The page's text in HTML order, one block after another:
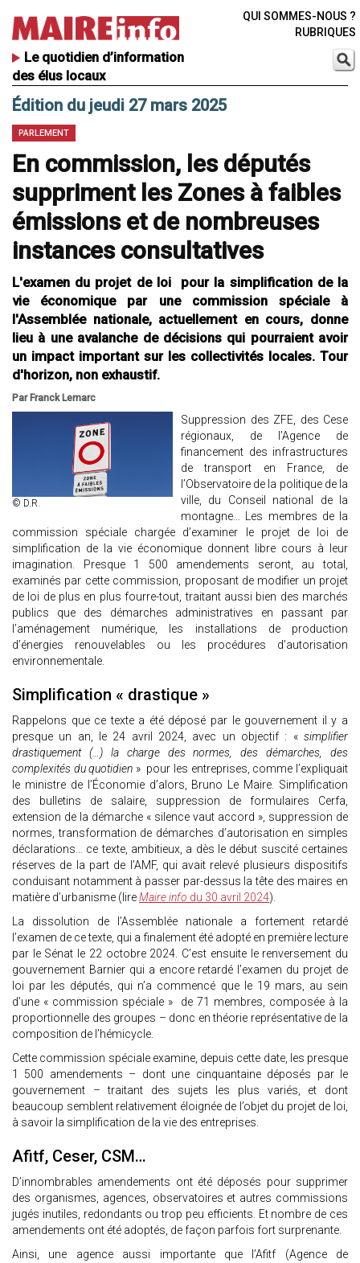
Le quotidien d’information
des élus locaux
QUI SOMMES-NOUS ?
RUBRIQUES
Édition du jeudi 27 mars 2025
PARLEMENT
En commission, les députés
suppriment les Zones à faibles
émissions et de nombreuses
instances consultatives
L'examen du projet de loi pour la simplification de la
vie économique par une commission spéciale à
l'Assemblée nationale, actuellement en cours, donne
lieu à une avalanche de décisions qui pourraient avoir
un impact important sur les collectivités locales. Tour
d'horizon, non exhaustif.
Par Franck Lemarc
© D.R.
Suppression des ZFE, des Cese
régionaux, de l’Agence de
financement des infrastructures
de transport en France, de
l’Observatoire de la politique de la
ville, du Conseil national de la
montagne… Les membres de la
commission spéciale chargée d’examiner le projet de loi de
simplification de la vie économique donnent libre cours à leur
imagination. Presque 1 500 amendements seront, au total,
examinés par cette commission, proposant de modifier un projet
de loi de plus en plus fourre-tout, traitant aussi bien des marchés
publics que des démarches administratives en passant par
l’aménagement numérique, les installations de production
d’énergies renouvelables ou les procédures d’autorisation
environnementale.
Simplification « drastique »
Rappelons que ce texte a été déposé par le gouvernement il y a
presque un an, le 24 avril 2024, avec un objectif : « simplifier
drastiquement (…) la charge des normes, des démarches, des
complexités du quotidien » pour les entreprises, comme l’expliquait
le ministre de l’Économie d’alors, Bruno Le Maire. Simplification
des bulletins de salaire, suppression de formulaires Cerfa,
extension de la démarche « silence vaut accord », suppression de
normes, transformation de démarches d’autorisation en simples
déclarations… ce texte, ambitieux, a dès le début suscité certaines
réserves de la part de l’AMF, qui avait relevé plusieurs dispositifs
conduisant notamment à passer par-dessus la tête des maires en
matière d’urbanisme (lireMaire info du 30 avril 2024).
La dissolution de l’Assemblée nationale a fortement retardé
l’examen de ce texte, qui a finalement été adopté en première lecture
par le Sénat le 22 octobre 2024. C’est ensuite le renversement du
gouvernement Barnier qui a encore retardé l’examen du projet de
loi par les députés, qui n’a commencé que le 19 mars, au sein
d’une « commission spéciale » de 71 membres, composée à la
proportionnelle des groupes – donc en théorie représentative de la
composition de l’hémicycle.
Cette commission spéciale examine, depuis cette date, les presque
1 500 amendements – dont une cinquantaine déposés par le
gouvernement – traitant des sujets les plus variés, et dont
beaucoup semblent relativement éloignée de l’objet du projet de loi,
à savoir la simplification de la vie des entreprises.
Afitf, Ceser, CSM…
D’innombrables amendements ont été déposés pour supprimer
des organismes, agences, observatoires et autres commissions
jugés inutiles, redondants ou trop peu efficients. Et nombre de ces
amendements ont été adoptés, de façon parfois fort surprenante.
Ainsi, une agence aussi importante que l’Afitf (Agence de